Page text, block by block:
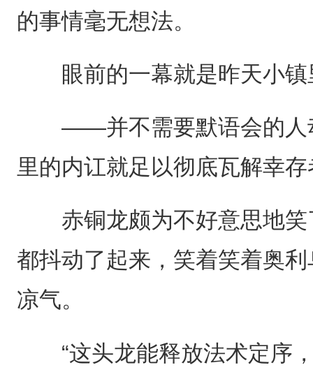
的事情毫无想法。
眼前的一幕就是昨天小镇
——并不需要默语会的人
里的内讧就足以彻底瓦解幸
赤铜龙颇为不好意思地笑
都抖动了起来，笑着笑着奥
凉气。
“这头龙能释放法术定序，